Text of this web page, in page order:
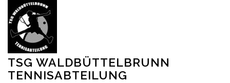
Inhalt
springen
TSG WALDBÜTTELBRUNN
TENNISABTEILUNG